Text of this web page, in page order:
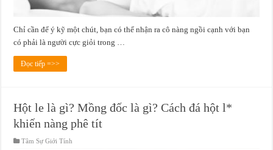
Chỉ cần để ý kỹ một chút, bạn có thể nhận ra cô nàng ngồi cạnh với bạn
có phải là người cực giỏi trong …
Đọc tiếp =>>
Hột le là gì? Mồng đốc là gì? Cách đá hột l*
khiến nàng phê tít
Tâm Sự Giới Tính